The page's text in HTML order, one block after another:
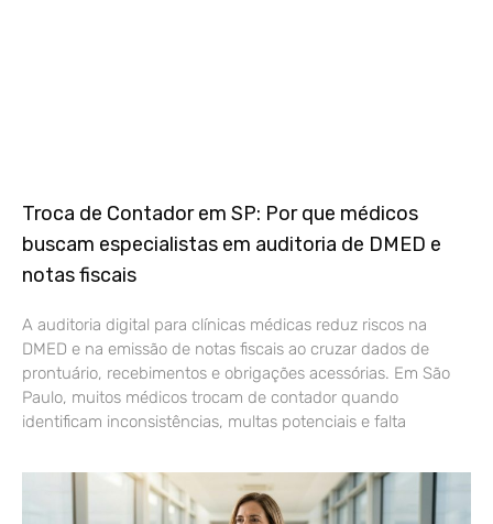
Troca de Contador em SP: Por que médicos
buscam especialistas em auditoria de DMED e
notas fiscais
A auditoria digital para clínicas médicas reduz riscos na
DMED e na emissão de notas fiscais ao cruzar dados de
prontuário, recebimentos e obrigações acessórias. Em São
Paulo, muitos médicos trocam de contador quando
identificam inconsistências, multas potenciais e falta